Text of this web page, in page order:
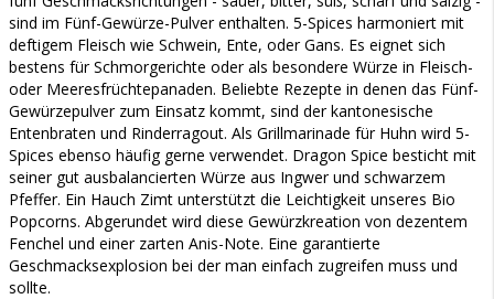
sind im Fünf-Gewürze-Pulver enthalten. 5-Spices harmoniert mit
deftigem Fleisch wie Schwein, Ente, oder Gans. Es eignet sich
bestens für Schmorgerichte oder als besondere Würze in Fleisch-
oder Meeresfrüchtepanaden. Beliebte Rezepte in denen das Fünf-
Gewürzepulver zum Einsatz kommt, sind der kantonesische
Entenbraten und Rinderragout. Als Grillmarinade für Huhn wird 5-
Spices ebenso häufig gerne verwendet. Dragon Spice besticht mit
seiner gut ausbalancierten Würze aus Ingwer und schwarzem
Pfeffer. Ein Hauch Zimt unterstützt die Leichtigkeit unseres Bio
Popcorns. Abgerundet wird diese Gewürzkreation von dezentem
Fenchel und einer zarten Anis-Note. Eine garantierte
Geschmacksexplosion bei der man einfach zugreifen muss und
sollte.